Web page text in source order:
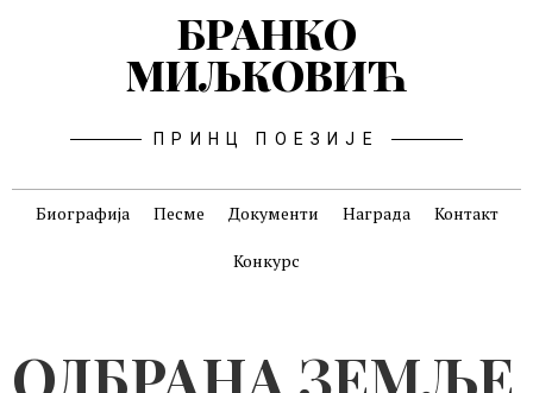
БРАНКО
МИЉКОВИЋ
ПРИНЦ ПОЕЗИЈЕ
Биографија Песме Документи Награда Контакт
Конкурс
ОДБРАНА ЗЕМЉЕ